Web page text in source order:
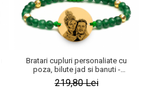
Bratari cupluri personaliate cu
poza, bilute jad si banuti -
stainless steel
219,80 Lei